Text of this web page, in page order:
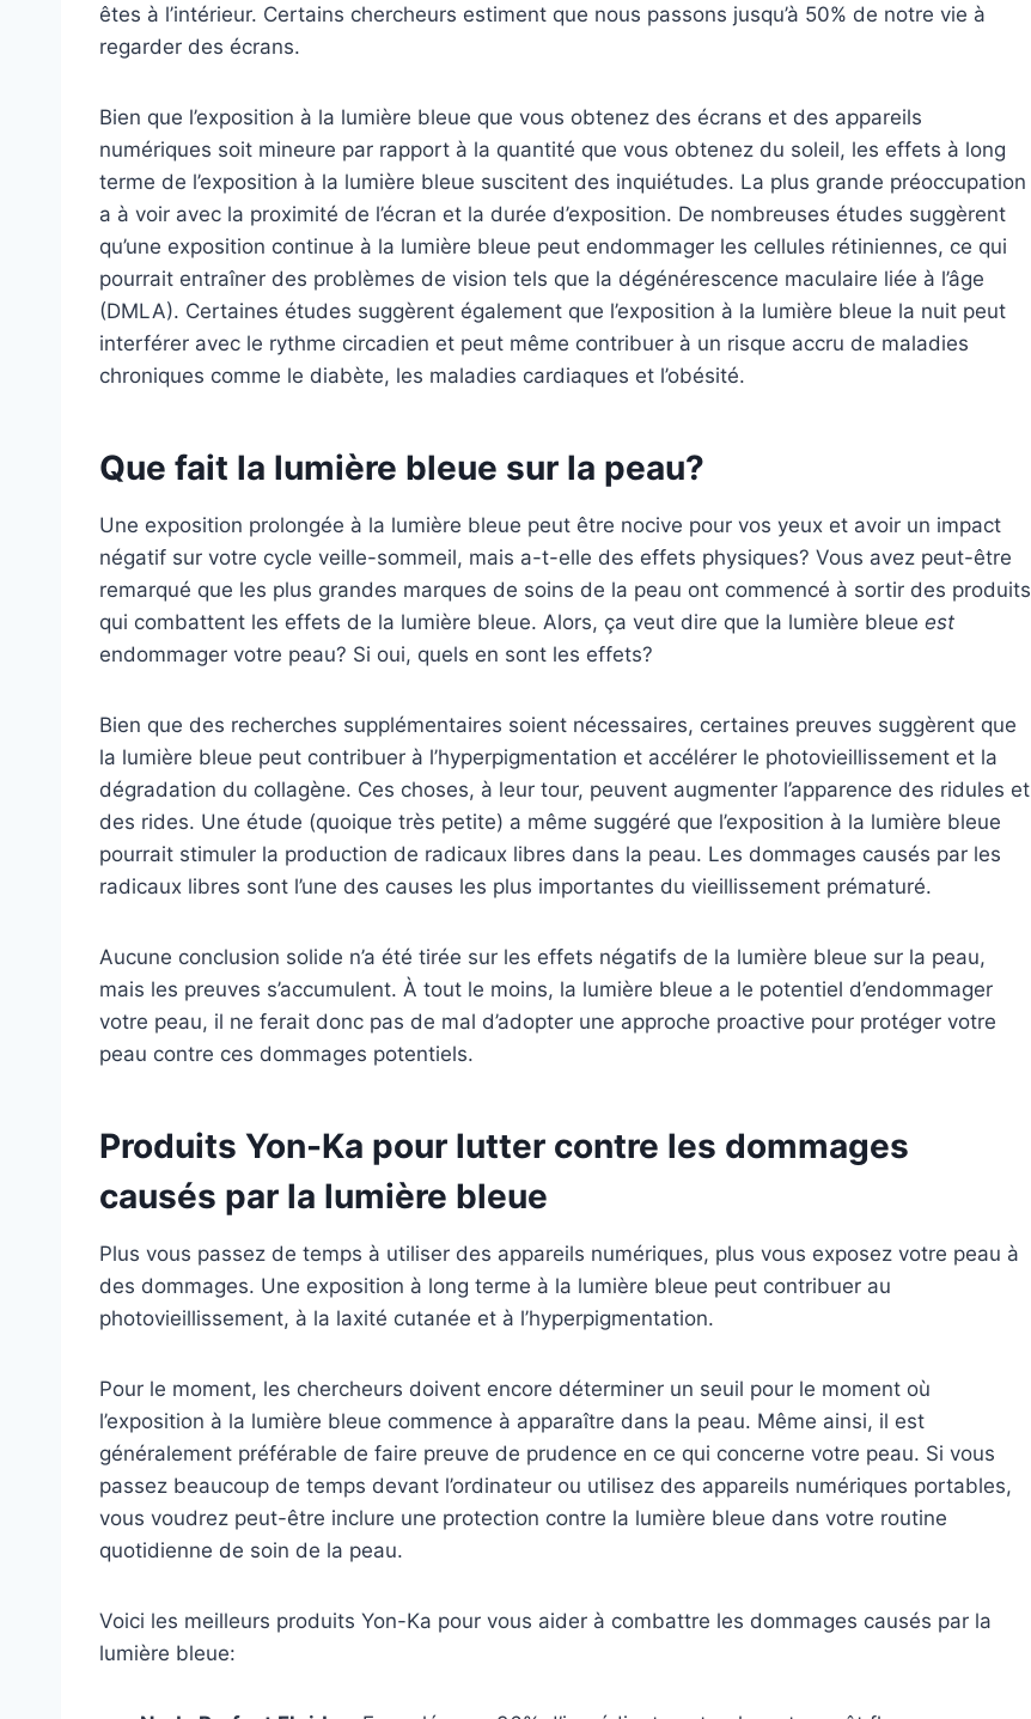
êtes à l’intérieur. Certains chercheurs estiment que nous passons jusqu’à 50% de notre vie à
regarder des écrans.
Bien que l’exposition à la lumière bleue que vous obtenez des écrans et des appareils
numériques soit mineure par rapport à la quantité que vous obtenez du soleil, les effets à long
terme de l’exposition à la lumière bleue suscitent des inquiétudes. La plus grande préoccupation
a à voir avec la proximité de l’écran et la durée d’exposition. De nombreuses études suggèrent
qu’une exposition continue à la lumière bleue peut endommager les cellules rétiniennes, ce qui
pourrait entraîner des problèmes de vision tels que la dégénérescence maculaire liée à l’âge
(DMLA). Certaines études suggèrent également que l’exposition à la lumière bleue la nuit peut
interférer avec le rythme circadien et peut même contribuer à un risque accru de maladies
chroniques comme le diabète, les maladies cardiaques et l’obésité.
Que fait la lumière bleue sur la peau?
Une exposition prolongée à la lumière bleue peut être nocive pour vos yeux et avoir un impact
négatif sur votre cycle veille-sommeil, mais a-t-elle des effets physiques? Vous avez peut-être
remarqué que les plus grandes marques de soins de la peau ont commencé à sortir des produits
qui combattent les effets de la lumière bleue. Alors, ça veut dire que la lumière bleue est
endommager votre peau? Si oui, quels en sont les effets?
Bien que des recherches supplémentaires soient nécessaires, certaines preuves suggèrent que
la lumière bleue peut contribuer à l’hyperpigmentation et accélérer le photovieillissement et la
dégradation du collagène. Ces choses, à leur tour, peuvent augmenter l’apparence des ridules et
des rides. Une étude (quoique très petite) a même suggéré que l’exposition à la lumière bleue
pourrait stimuler la production de radicaux libres dans la peau. Les dommages causés par les
radicaux libres sont l’une des causes les plus importantes du vieillissement prématuré.
Aucune conclusion solide n’a été tirée sur les effets négatifs de la lumière bleue sur la peau,
mais les preuves s’accumulent. À tout le moins, la lumière bleue a le potentiel d’endommager
votre peau, il ne ferait donc pas de mal d’adopter une approche proactive pour protéger votre
peau contre ces dommages potentiels.
Produits Yon-Ka pour lutter contre les dommages
causés par la lumière bleue
Plus vous passez de temps à utiliser des appareils numériques, plus vous exposez votre peau à
des dommages. Une exposition à long terme à la lumière bleue peut contribuer au
photovieillissement, à la laxité cutanée et à l’hyperpigmentation.
Pour le moment, les chercheurs doivent encore déterminer un seuil pour le moment où
l’exposition à la lumière bleue commence à apparaître dans la peau. Même ainsi, il est
généralement préférable de faire preuve de prudence en ce qui concerne votre peau. Si vous
passez beaucoup de temps devant l’ordinateur ou utilisez des appareils numériques portables,
vous voudrez peut-être inclure une protection contre la lumière bleue dans votre routine
quotidienne de soin de la peau.
Voici les meilleurs produits Yon-Ka pour vous aider à combattre les dommages causés par la
lumière bleue: